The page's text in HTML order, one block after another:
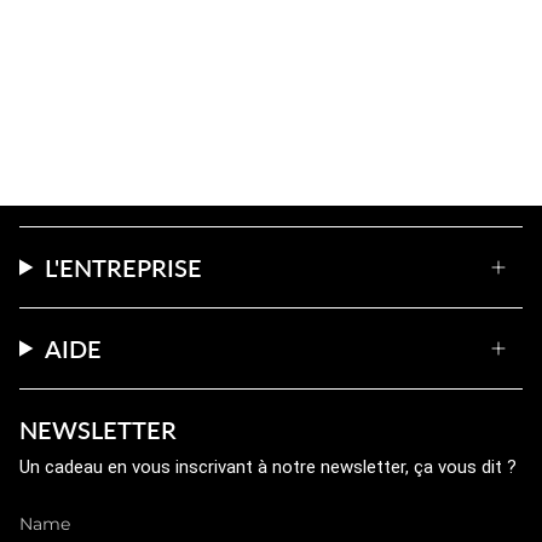
L'ENTREPRISE
AIDE
NEWSLETTER
Un cadeau en vous inscrivant à notre newsletter, ça vous dit ?